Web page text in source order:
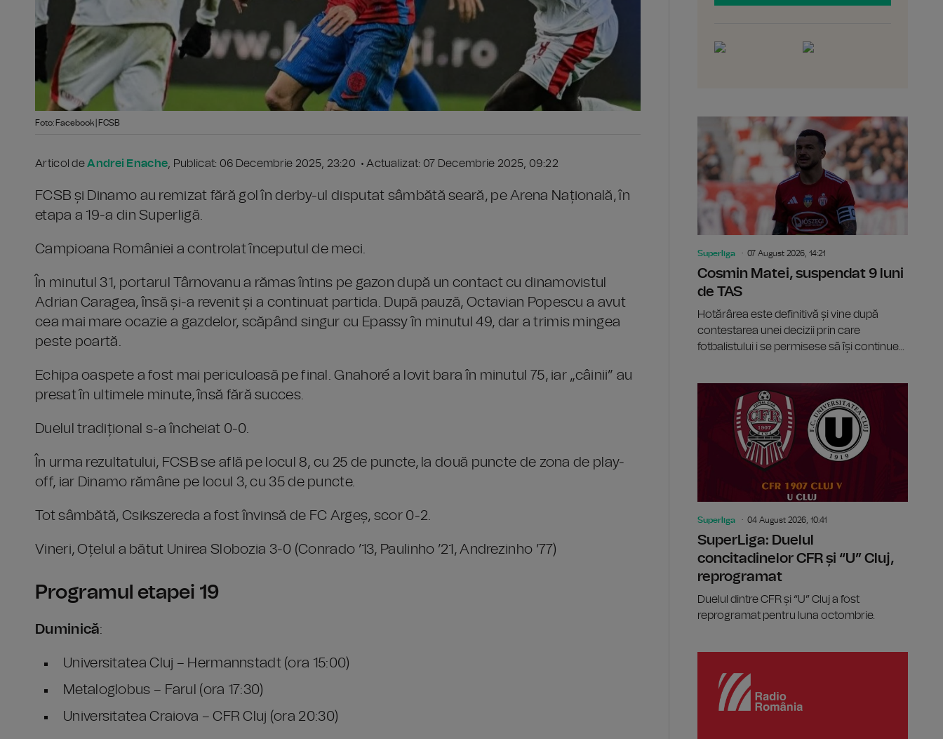
Foto: Facebook | FCSB
Articol deAndrei Enache, Publicat: 06 Decembrie 2025, 23:20 • Actualizat: 07 Decembrie 2025, 09:22
FCSB și Dinamo au remizat fără gol în derby-ul disputat sâmbătă seară, pe Arena Națională, în
etapa a 19-a din Superligă.
Campioana României a controlat începutul de meci.
În minutul 31, portarul Târnovanu a rămas întins pe gazon după un contact cu dinamovistul
Adrian Caragea, însă și-a revenit și a continuat partida. După pauză, Octavian Popescu a avut
cea mai mare ocazie a gazdelor, scăpând singur cu Epassy în minutul 49, dar a trimis mingea
peste poartă.
Echipa oaspete a fost mai periculoasă pe final. Gnahoré a lovit bara în minutul 75, iar „câinii” au
presat în ultimele minute, însă fără succes.
Duelul tradițional s-a încheiat 0-0.
În urma rezultatului, FCSB se află pe locul 8, cu 25 de puncte, la două puncte de zona de play-
off, iar Dinamo rămâne pe locul 3, cu 35 de puncte.
Tot sâmbătă, Csikszereda a fost învinsă de FC Argeș, scor 0-2.
Vineri, Oțelul a bătut Unirea Slobozia 3-0 (Conrado ’13, Paulinho ’21, Andrezinho ’77)
Programul etapei 19
Duminică:
Universitatea Cluj – Hermannstadt (ora 15:00)
Metaloglobus – Farul (ora 17:30)
Universitatea Craiova – CFR Cluj (ora 20:30)
Superliga 07 August 2026, 14:21
Cosmin Matei, suspendat 9 luni
de TAS
Hotărârea este definitivă și vine după
contestarea unei decizii prin care
fotbalistului i se permisese să își continue...
Superliga 04 August 2026, 10:41
SuperLiga: Duelul
concitadinelor CFR și “U” Cluj,
reprogramat
Duelul dintre CFR și “U” Cluj a fost
reprogramat pentru luna octombrie.